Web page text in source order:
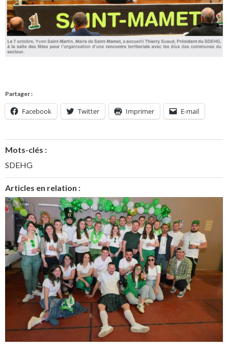
Partager :
Facebook Twitter Imprimer E-mail
Mots-clés :
SDEHG
Articles en relation :